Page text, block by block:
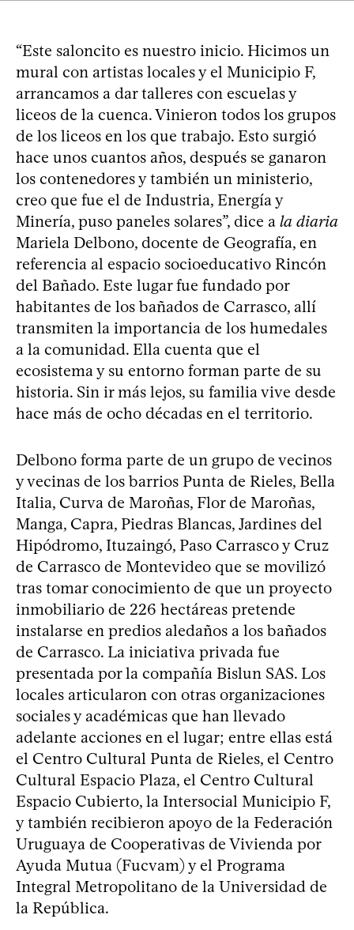
“Este saloncito es nuestro inicio. Hicimos un
mural con artistas locales y el Municipio F,
arrancamos a dar talleres con escuelas y
liceos de la cuenca. Vinieron todos los grupos
de los liceos en los que trabajo. Esto surgió
hace unos cuantos años, después se ganaron
los contenedores y también un ministerio,
creo que fue el de Industria, Energía y
Minería, puso paneles solares”, dice a la diaria
Mariela Delbono, docente de Geografía, en
referencia al espacio socioeducativo Rincón
del Bañado. Este lugar fue fundado por
habitantes de los bañados de Carrasco, allí
transmiten la importancia de los humedales
a la comunidad. Ella cuenta que el
ecosistema y su entorno forman parte de su
historia. Sin ir más lejos, su familia vive desde
hace más de ocho décadas en el territorio.
Delbono forma parte de un grupo de vecinos
y vecinas de los barrios Punta de Rieles, Bella
Italia, Curva de Maroñas, Flor de Maroñas,
Manga, Capra, Piedras Blancas, Jardines del
Hipódromo, Ituzaingó, Paso Carrasco y Cruz
de Carrasco de Montevideo que se movilizó
tras tomar conocimiento de que un proyecto
inmobiliario de 226 hectáreas pretende
instalarse en predios aledaños a los bañados
de Carrasco. La iniciativa privada fue
presentada por la compañía Bislun SAS. Los
locales articularon con otras organizaciones
sociales y académicas que han llevado
adelante acciones en el lugar; entre ellas está
el Centro Cultural Punta de Rieles, el Centro
Cultural Espacio Plaza, el Centro Cultural
Espacio Cubierto, la Intersocial Municipio F,
y también recibieron apoyo de la Federación
Uruguaya de Cooperativas de Vivienda por
Ayuda Mutua (Fucvam) y el Programa
Integral Metropolitano de la Universidad de
la República.